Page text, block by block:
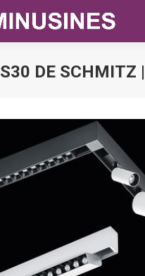
S30 DE SCHMITZ